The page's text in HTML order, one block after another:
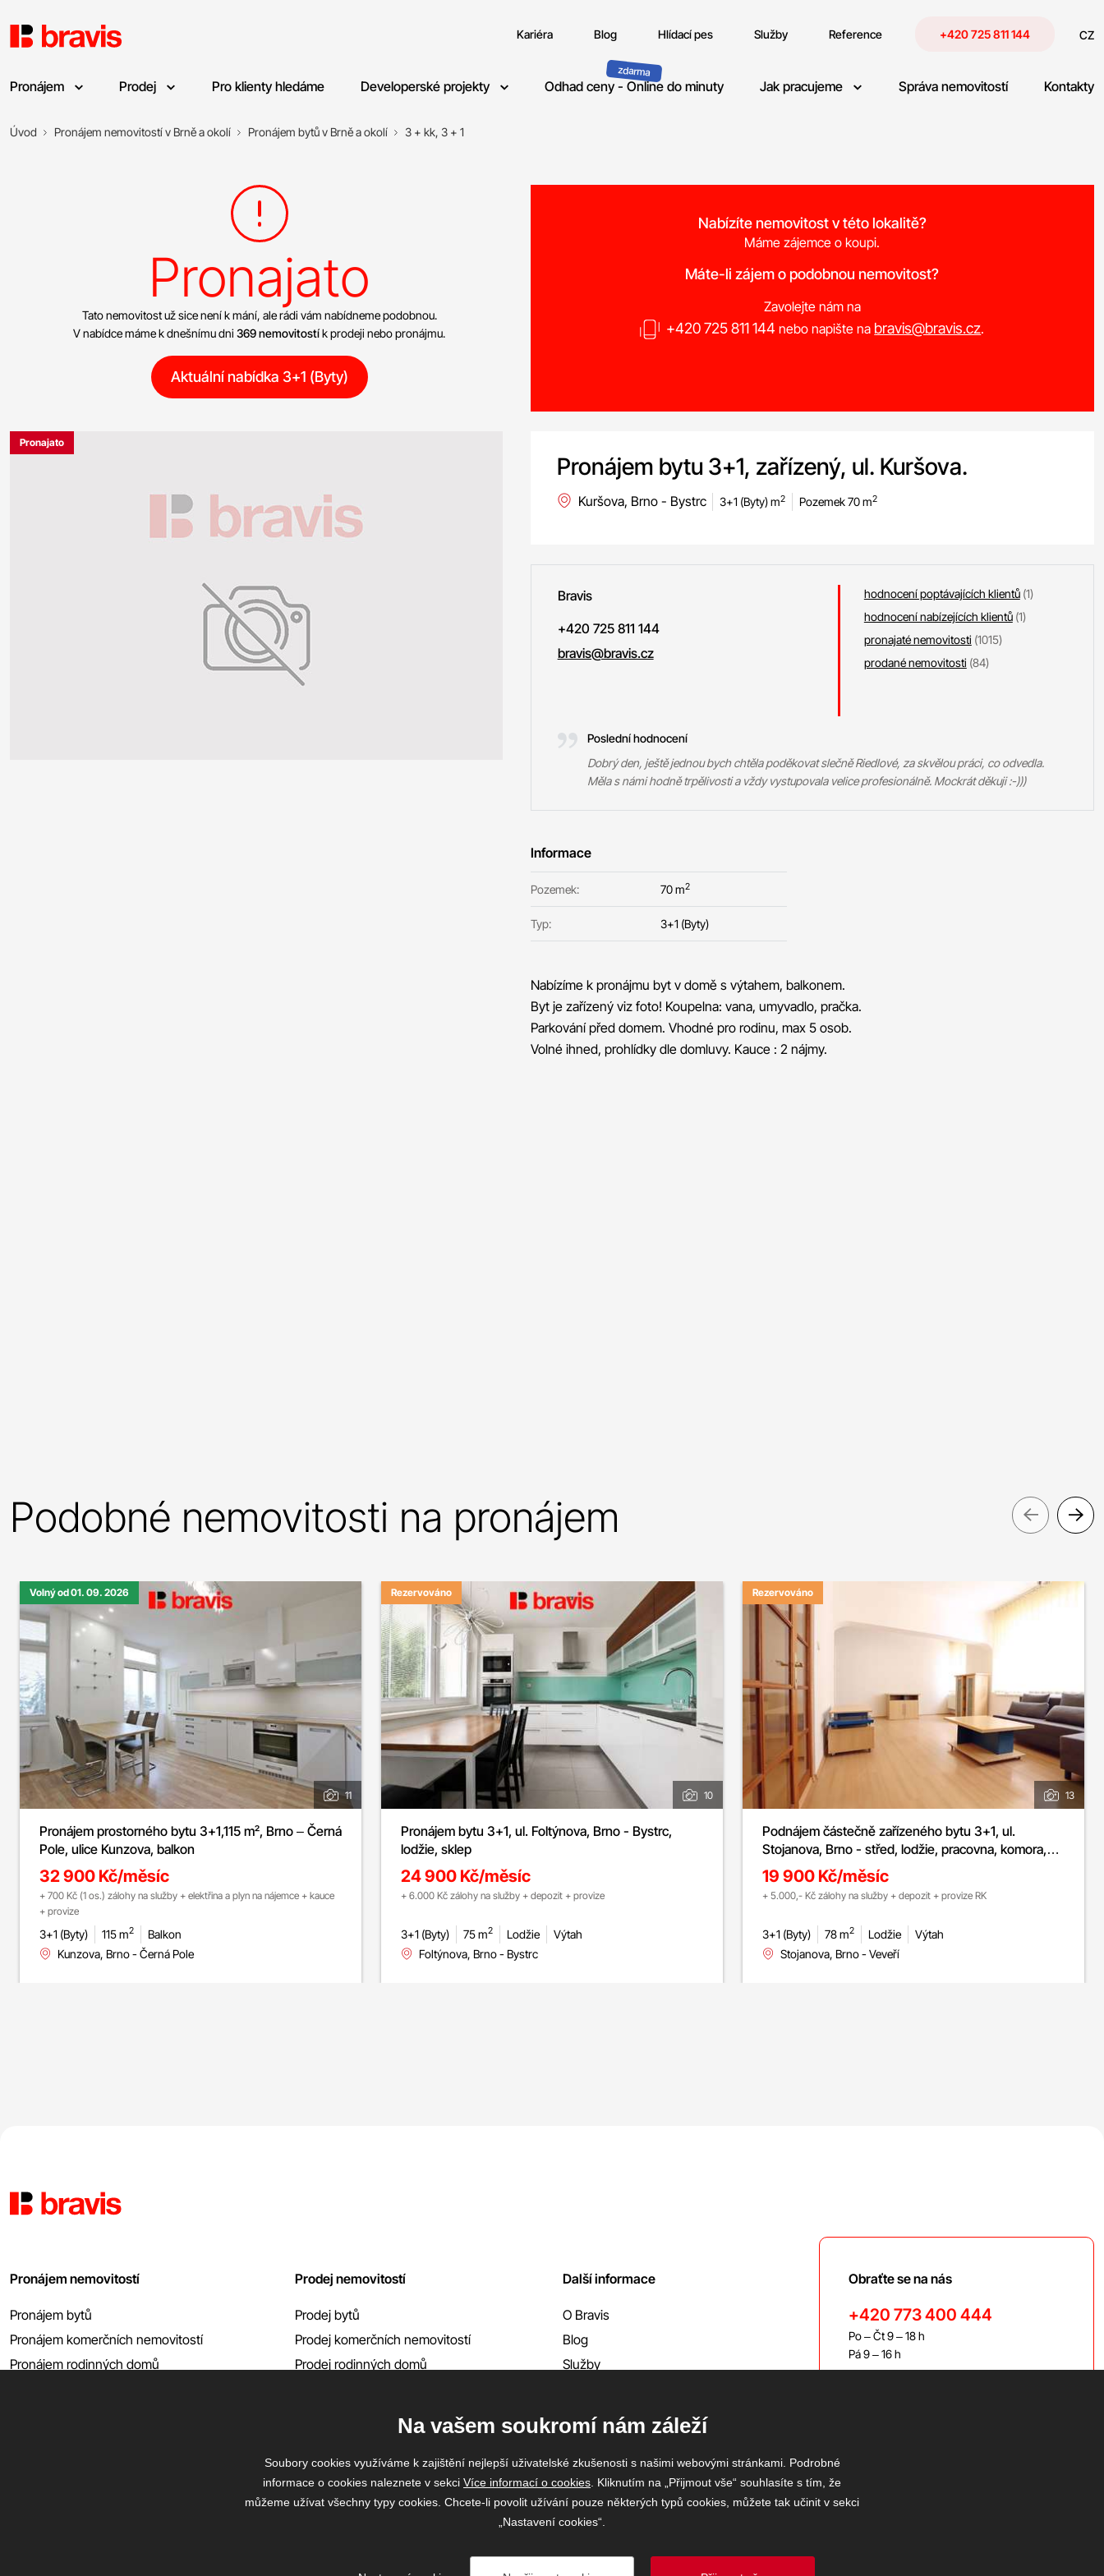
Kariéra Blog Hlídací pes Služby Reference +420 725 811 144 CZ
Pronájem Prodej Pro klienty hledáme Developerské projekty Odhad ceny - Online do minuty Jak pracujeme Správa nemovitostí Kontakty
Úvod Pronájem nemovitostí v Brně a okolí Pronájem bytů v Brně a okolí 3 + kk, 3 + 1
Pronajato
Tato nemovitost už sice není k mání, ale rádi vám nabídneme podobnou.
V nabídce máme k dnešnímu dni369 nemovitostík prodeji nebo pronájmu.
Aktuální nabídka 3+1 (Byty)
Nabízíte nemovitost v této lokalitě?
Máme zájemce o koupi.
Máte-li zájem o podobnou nemovitost?
Zavolejte nám na
+420 725 811 144 nebo napište na bravis@bravis.cz.
Pronajato
Pronájem bytu 3+1, zařízený, ul. Kuršova.
Kuršova, Brno - Bystrc 3+1 (Byty) m2 Pozemek 70 m2
Bravis
+420 725 811 144
bravis@bravis.cz
hodnocení poptávajících klientů (1)
hodnocení nabízejících klientů (1)
pronajaté nemovitosti (1015)
prodané nemovitosti (84)
Poslední hodnocení
Dobrý den, ještě jednou bych chtěla poděkovat slečně Riedlové, za skvělou práci, co odvedla.
Měla s námi hodně trpělivosti a vždy vystupovala velice profesionálně. Mockrát děkuji :-)))
Informace
Pozemek: 70 m2
Typ: 3+1 (Byty)
Nabízíme k pronájmu byt v domě s výtahem, balkonem.
Byt je zařízený viz foto! Koupelna: vana, umyvadlo, pračka.
Parkování před domem. Vhodné pro rodinu, max 5 osob.
Volné ihned, prohlídky dle domluvy. Kauce : 2 nájmy.
Podobné nemovitosti na pronájem
Volný od 01. 09. 2026
11
Pronájem prostorného bytu 3+1,115 m², Brno – Černá
Pole, ulice Kunzova, balkon
32 900 Kč/měsíc
+ 700 Kč (1 os.) zálohy na služby + elektřina a plyn na nájemce + kauce
+ provize
3+1 (Byty) 115 m2
Balkon
Kunzova, Brno - Černá Pole
Rezervováno
10
Pronájem bytu 3+1, ul. Foltýnova, Brno - Bystrc,
lodžie, sklep
24 900 Kč/měsíc
+ 6.000 Kč zálohy na služby + depozit + provize
3+1 (Byty) 75 m2 Lodžie
Výtah
Foltýnova, Brno - Bystrc
Rezervováno
13
Podnájem částečně zařízeného bytu 3+1, ul.
Stojanova, Brno - střed, lodžie, pracovna, komora,
sklep
19 900 Kč/měsíc
+ 5.000,- Kč zálohy na služby + depozit + provize RK
3+1 (Byty) 78 m2 Lodžie
Výtah
Stojanova, Brno - Veveří
Pronájem nemovitostí
Pronájem bytů
Pronájem komerčních nemovitostí
Pronájem rodinných domů
Prodej nemovitostí
Prodej bytů
Prodej komerčních nemovitostí
Prodej rodinných domů
Další informace
O Bravis
Blog
Služby
Kontakty
Obraťte se na nás
+420 773 400 444
Po – Čt 9 – 18 h
Pá 9 – 16 h
Na vašem soukromí nám záleží
Soubory cookies využíváme k zajištění nejlepší uživatelské zkušenosti s našimi webovými stránkami. Podrobné
informace o cookies naleznete v sekci Více informací o cookies . Kliknutím na „Přijmout vše“ souhlasíte s tím, že
můžeme užívat všechny typy cookies. Chcete-li povolit užívání pouze některých typů cookies, můžete tak učinit v sekci
„Nastavení cookies“.